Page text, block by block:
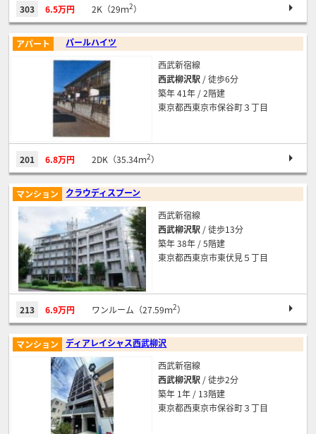
303 6.5万円 2K（29ｍ2）
パールハイツ
アパート
西武新宿線
西武柳沢駅 / 徒歩6分
築年 41年 / 2階建
東京都西東京市保谷町３丁目
201 6.8万円 2DK（35.34ｍ2）
クラウディスプーン
マンション
西武新宿線
西武柳沢駅 / 徒歩13分
築年 38年 / 5階建
東京都西東京市東伏見５丁目
213 6.9万円 ワンルーム（27.59ｍ2）
ディアレイシャス西武柳沢
マンション
西武新宿線
西武柳沢駅 / 徒歩2分
築年 1年 / 13階建
東京都西東京市保谷町３丁目